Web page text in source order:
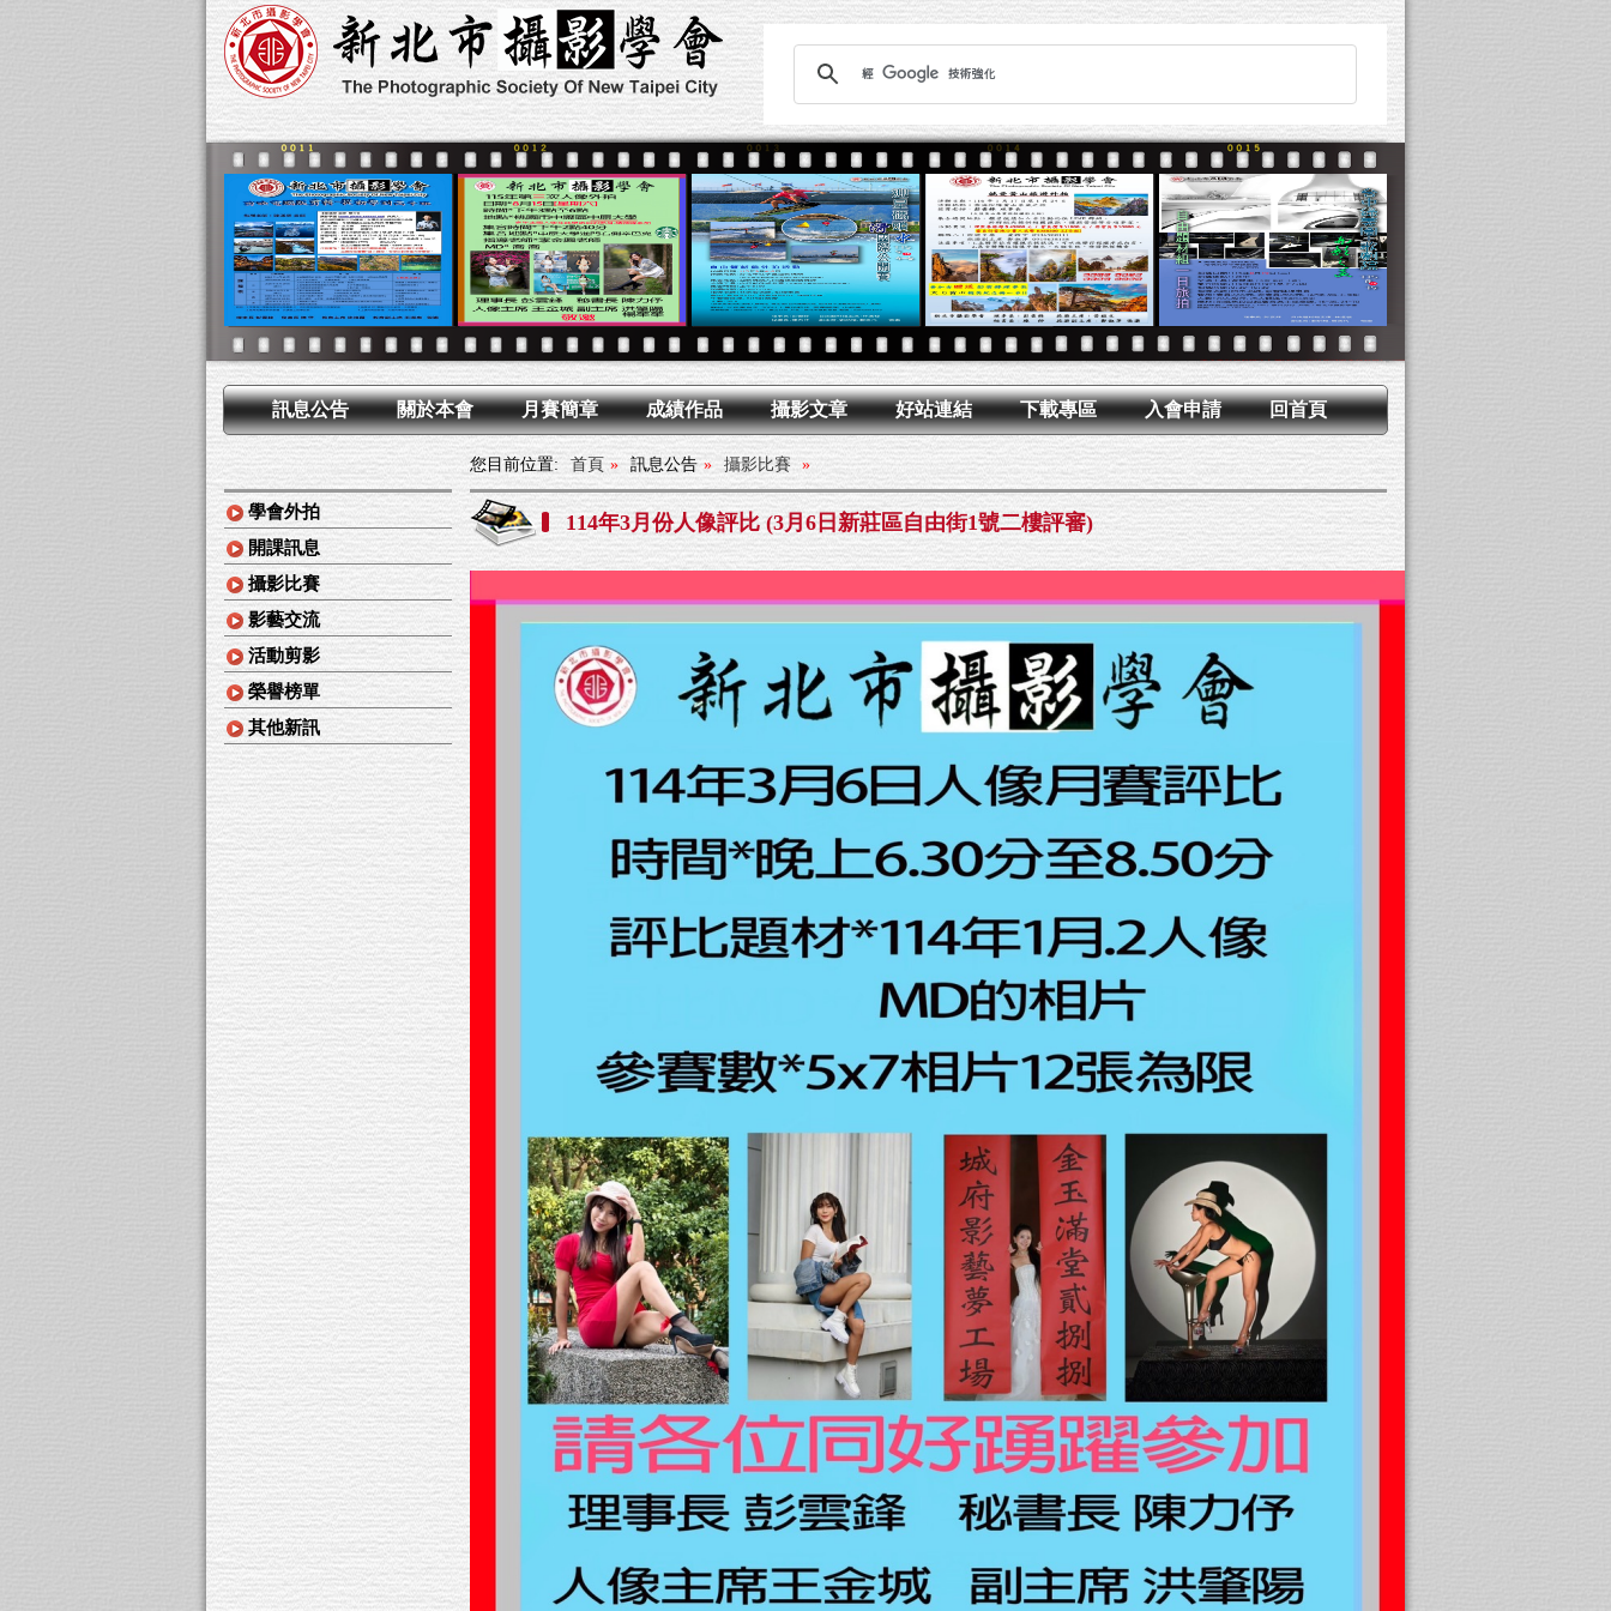
訊息公告 關於本會 月賽簡章 成績作品 攝影文章 好站連結 下載專區 入會申請 回首頁
學會外拍
開課訊息
攝影比賽
影藝交流
活動剪影
榮譽榜單
其他新訊
您目前位置: 首頁 » 訊息公告 » 攝影比賽 »
114年3月份人像評比 (3月6日新莊區自由街1號二樓評審)